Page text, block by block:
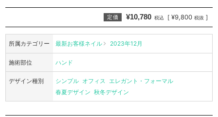
定価 ¥10,780 税込 [ ¥9,800 税抜 ]
所属カテゴリー 最新お客様ネイル 2023年12月
施術部位 ハンド
デザイン種別 シンプル オフィス エレガント・フォーマル
春夏デザイン 秋冬デザイン